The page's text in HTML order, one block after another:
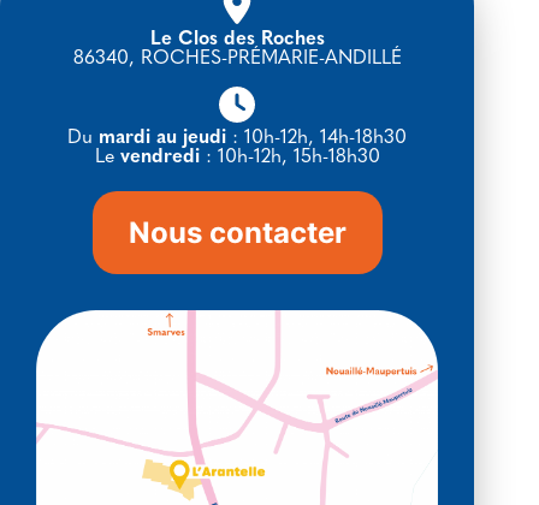
Le Clos des Roches
86340, ROCHES-PRÉMARIE-ANDILLÉ
Du mardi au jeudi : 10h-12h, 14h-18h30
Le vendredi: 10h-12h, 15h-18h30
Nous contacter